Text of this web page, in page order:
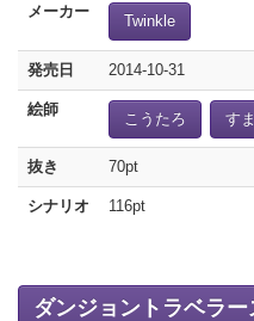
メーカー
Twinkle
発売日 2014-10-31
絵師
こうたろ す
抜き 70pt
シナリオ 116pt
ダンジョントラベラ